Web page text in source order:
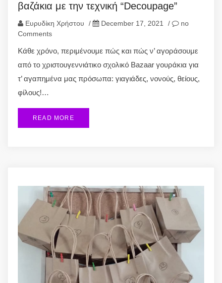
βαζάκια με την τεχνική “Decoupage”
Ευρυδίκη Χρήστου / December 17, 2021 /
no
Comments
Κάθε χρόνο, περιμένουμε πώς και πώς ν’ αγοράσουμε
από το χριστουγεννιάτικο σχολικό Bazaar γουράκια για
τ’ αγαπημένα μας πρόσωπα: γιαγιάδες, νονούς, θείους,
φίλους!…
READ MORE